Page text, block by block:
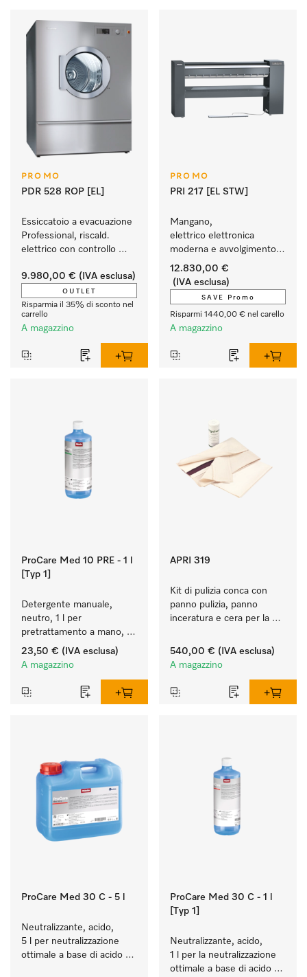
PROMO
PDR 528 ROP [EL]
Essiccatoio a evacuazione
Professional, riscald.
elettrico con controllo
ROP, risultati di
asciugatura perfetti.
9.980,00 € (IVA esclusa)
OUTLET
Risparmia il 35% di sconto nel
carrello
A magazzino
PROMO
PRI 217 [EL STW]
Mangano,
elettrico elettronica
moderna e avvolgimento
in lana d'acciaio.
12.830,00 €
(IVA esclusa)
SAVE Promo
Risparmi 1440,00 € nel carello
A magazzino
ProCare Med 10 PRE - 1 l
[Typ 1]
Detergente manuale,
neutro, 1 l per
pretrattamento a mano,
ecologico.
23,50 € (IVA esclusa)
A magazzino
APRI 319
Kit di pulizia conca con
panno pulizia, panno
inceratura e cera per la
540,00 € (IVA esclusa)
A magazzino
ProCare Med 30 C - 5 l
Neutralizzante, acido,
5 l per neutralizzazione
ottimale a base di acido
ProCare Med 30 C - 1 l
[Typ 1]
Neutralizzante, acido,
1 l per la neutralizzazione
ottimale a base di acido